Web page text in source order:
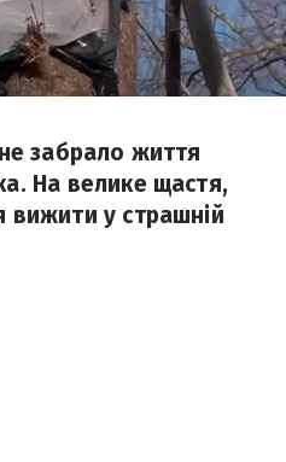
забрало життя
На велике щастя,
у страшній